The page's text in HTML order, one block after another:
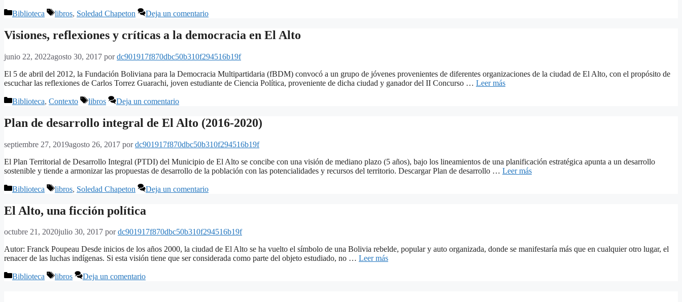
Categorías
Biblioteca Etiquetas
libros, Soledad Chapeton Deja un comentario
Visiones, reflexiones y críticas a la democracia en El Alto
junio 22, 2022agosto 30, 2017 pordc901917f870dbc50b310f294516b19f
El 5 de abril del 2012, la Fundación Boliviana para la Democracia Multipartidaria (fBDM) convocó a un grupo de jóvenes provenientes de diferentes organizaciones de la ciudad de El Alto, con el propósito de
escuchar las reflexiones de Carlos Torrez Guarachi, joven estudiante de Ciencia Política, proveniente de dicha ciudad y ganador del II Concurso … Leer más
Categorías
Biblioteca, Contexto Etiquetas
libros Deja un comentario
Plan de desarrollo integral de El Alto (2016-2020)
septiembre 27, 2019agosto 26, 2017 pordc901917f870dbc50b310f294516b19f
El Plan Territorial de Desarrollo Integral (PTDI) del Municipio de El Alto se concibe con una visión de mediano plazo (5 años), bajo los lineamientos de una planificación estratégica apunta a un desarrollo
sostenible y tiende a armonizar las propuestas de desarrollo de la población con las potencialidades y recursos del territorio. Descargar Plan de desarrollo … Leer más
Categorías
Biblioteca Etiquetas
libros, Soledad Chapeton Deja un comentario
El Alto, una ficción política
octubre 21, 2020julio 30, 2017 pordc901917f870dbc50b310f294516b19f
Autor: Franck Poupeau Desde inicios de los años 2000, la ciudad de El Alto se ha vuelto el símbolo de una Bolivia rebelde, popular y auto organizada, donde se manifestaría más que en cualquier otro lugar, el
renacer de las luchas indígenas. Si esta visión tiene que ser considerada como parte del objeto estudiado, no … Leer más
Categorías
Biblioteca Etiquetas
libros Deja un comentario